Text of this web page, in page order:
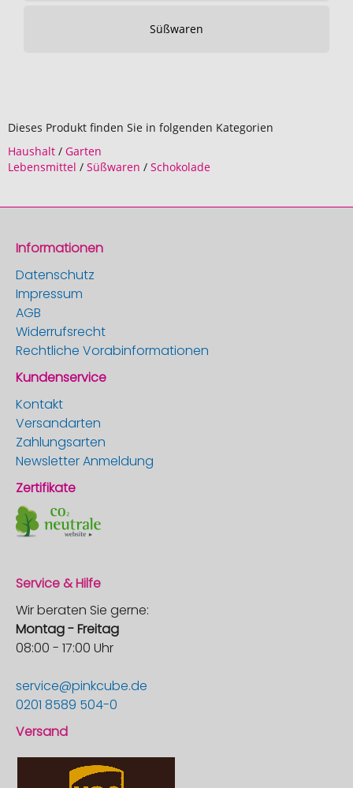
Süßwaren
Dieses Produkt finden Sie in folgenden Kategorien
Haushalt / Garten
Lebensmittel / Süßwaren / Schokolade
Informationen
Datenschutz
Impressum
AGB
Widerrufsrecht
Rechtliche Vorabinformationen
Kundenservice
Kontakt
Versandarten
Zahlungsarten
Newsletter Anmeldung
Zertifikate
Service & Hilfe
Wir beraten Sie gerne:
Montag - Freitag
08:00 - 17:00 Uhr
service@pinkcube.de
0201 8589 504-0
Versand